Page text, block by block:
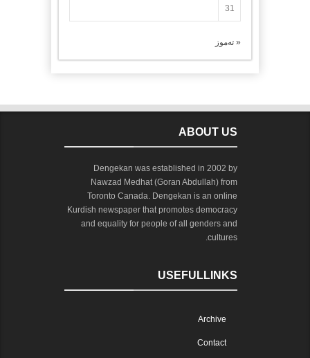
31
« تەموز
ABOUT US
Dengekan was established in 2002 by
Nawzad Medhat (Goran Abdullah) from
Toronto Canada. Dengekan is an online
Kurdish newspaper that promotes democracy
and equality for people of all genders and
cultures.
USEFULLINKS
Archive
Contact